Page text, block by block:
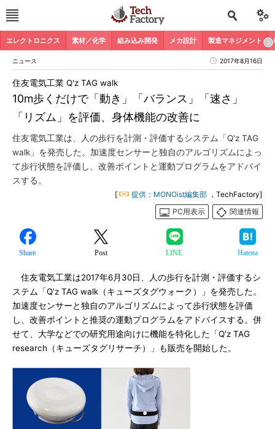
エレクトロニクス 素材／化学 組み込み開発 メカ設計 製造マネジメント
ニュース 2017年8月16日
10m歩くだけで「動き」「バランス」「速さ」
「リズム」を評価、身体機能の改善に
住友電気工業 Q'z TAG walk
住友電気工業は、人の歩行を計測・評価するシステム「Q'z TAG
walk」を発売した。加速度センサーと独自のアルゴリズムによっ
て歩行状態を評価し、改善ポイントと運動プログラムをアドバイ
スする。
[ 提供：MONOist編集部 ，TechFactory]
PC用表示
関連情報
Share Post LINE Hatena
住友電気工業は2017年6月30日、人の歩行を計測・評価するシ
ステム「Q'z TAG walk（キューズタグウォーク）」を発売した。
加速度センサーと独自のアルゴリズムによって歩行状態を評価
し、改善ポイントと推奨の運動プログラムをアドバイスする。併
せて、大学などでの研究用途向けに機能を特化した「Q'z TAG
research（キューズタグリサーチ）」も販売を開始した。